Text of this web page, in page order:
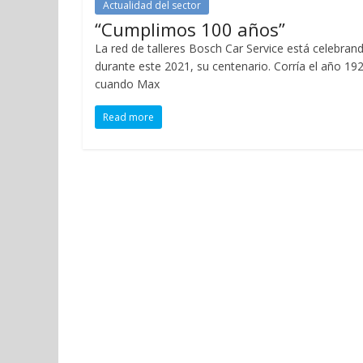
Actualidad del sector
“Cumplimos 100 años”
La red de talleres Bosch Car Service está
durante este 2021, su centenario. Corría el año
cuando Max
Read more